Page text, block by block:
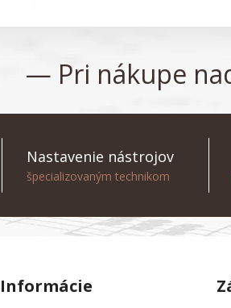
— Pri nákupe
Nastavenie nástrojov
špecializovaným technikom
Informácie